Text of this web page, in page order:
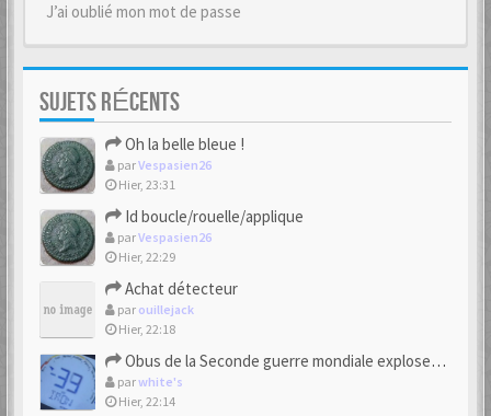
J’ai oublié mon mot de passe
SUJETS RÉCENTS
Oh la belle bleue !
parVespasien26
Hier, 23:31
Id boucle/rouelle/applique
parVespasien26
Hier, 22:29
Achat détecteur
par ouillejack
Hier, 22:18
Obus de la Seconde guerre mondiale explosent dans des champs.
parwhite's
Hier, 22:14